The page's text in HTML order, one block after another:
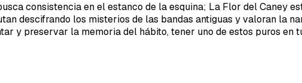
consistencia en el estanco de la esquina; La Flor del Caney
descifrando los misterios de las bandas antiguas y valoran la
y preservar la memoria del hábito, tener uno de estos puros